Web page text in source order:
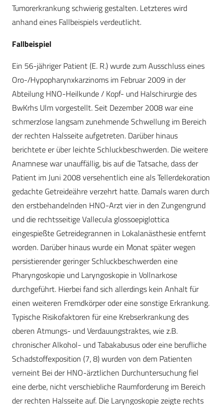
Tumorerkrankung schwierig gestalten. Letzteres wird
anhand eines Fallbeispiels verdeutlicht.
Fallbeispiel
Ein 56-jähriger Patient (E. R.) wurde zum Ausschluss eines
Oro-/Hypopharynxkarzinoms im Februar 2009 in der
Abteilung HNO-Heilkunde / Kopf- und Halschirurgie des
BwKrhs Ulm vorgestellt. Seit Dezember 2008 war eine
schmerzlose langsam zunehmende Schwellung im Bereich
der rechten Halsseite aufgetreten. Darüber hinaus
berichtete er über leichte Schluckbeschwerden. Die weitere
Anamnese war unauffällig, bis auf die Tatsache, dass der
Patient im Juni 2008 versehentlich eine als Tellerdekoration
gedachte Getreideähre verzehrt hatte. Damals waren durch
den erstbehandelnden HNO-Arzt vier in den Zungengrund
und die rechtsseitige Vallecula glossoepiglottica
eingespießte Getreidegrannen in Lokalanästhesie entfernt
worden. Darüber hinaus wurde ein Monat später wegen
persistierender geringer Schluckbeschwerden eine
Pharyngoskopie und Laryngoskopie in Vollnarkose
durchgeführt. Hierbei fand sich allerdings kein Anhalt für
einen weiteren Fremdkörper oder eine sonstige Erkrankung.
Typische Risikofaktoren für eine Krebserkrankung des
oberen Atmungs- und Verdauungstraktes, wie z.B.
chronischer Alkohol- und Tabakabusus oder eine berufliche
Schadstoffexposition (7, 8) wurden von dem Patienten
verneint Bei der HNO-ärztlichen Durchuntersuchung fiel
eine derbe, nicht verschiebliche Raumforderung im Bereich
der rechten Halsseite auf. Die Laryngoskopie zeigte rechts